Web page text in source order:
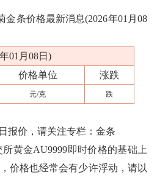
条价格最新消息(2026年01月08
01月08日)
价格单位 涨跌
元/克 跌
报价，请关注专栏：金条
黄金AU9999即时价格的基础上
价格也经常会有少许浮动，请以